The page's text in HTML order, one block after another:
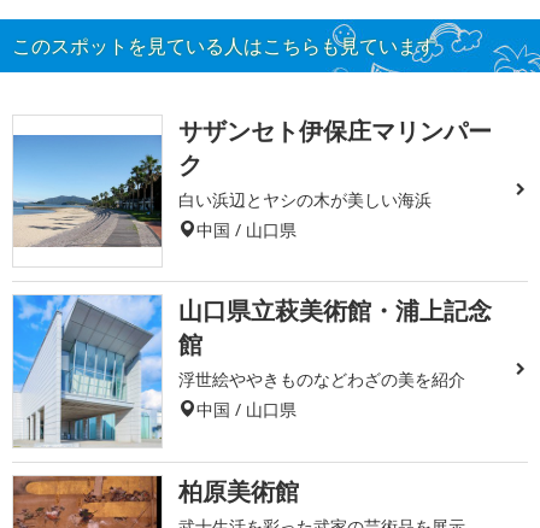
このスポットを見ている人はこちらも見ています
サザンセト伊保庄マリンパー
ク
白い浜辺とヤシの木が美しい海浜
中国 / 山口県
山口県立萩美術館・浦上記念
館
浮世絵ややきものなどわざの美を紹介
中国 / 山口県
柏原美術館